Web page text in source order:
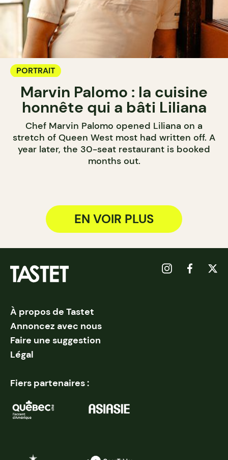
PORTRAIT
Marvin Palomo : la cuisine
honnête qui a bâti Liliana
Chef Marvin Palomo opened Liliana on a
stretch of Queen West most had written off. A
year later, the 30-seat restaurant is booked
months out.
EN VOIR PLUS
À propos de Tastet
Annoncez avec nous
Faire une suggestion
Légal
Fiers partenaires :